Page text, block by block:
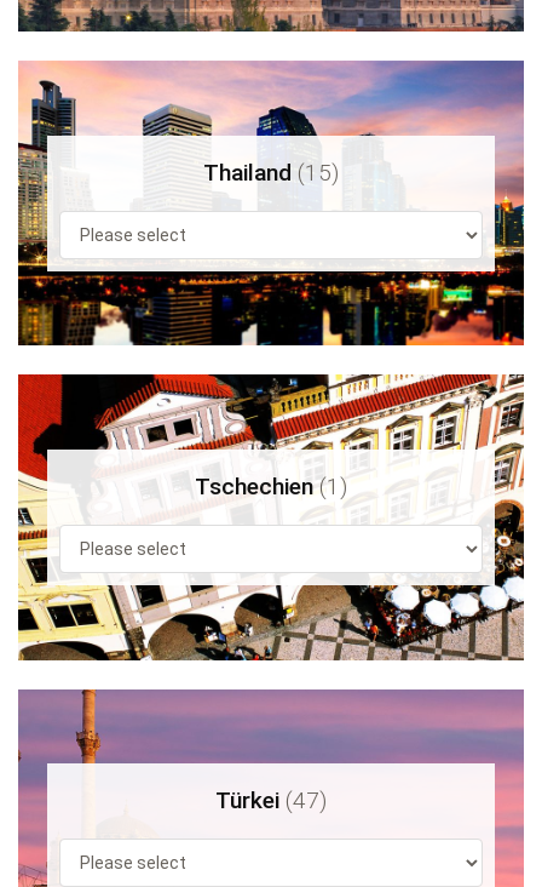
Thailand (15)
Tschechien(1)
Türkei (47)